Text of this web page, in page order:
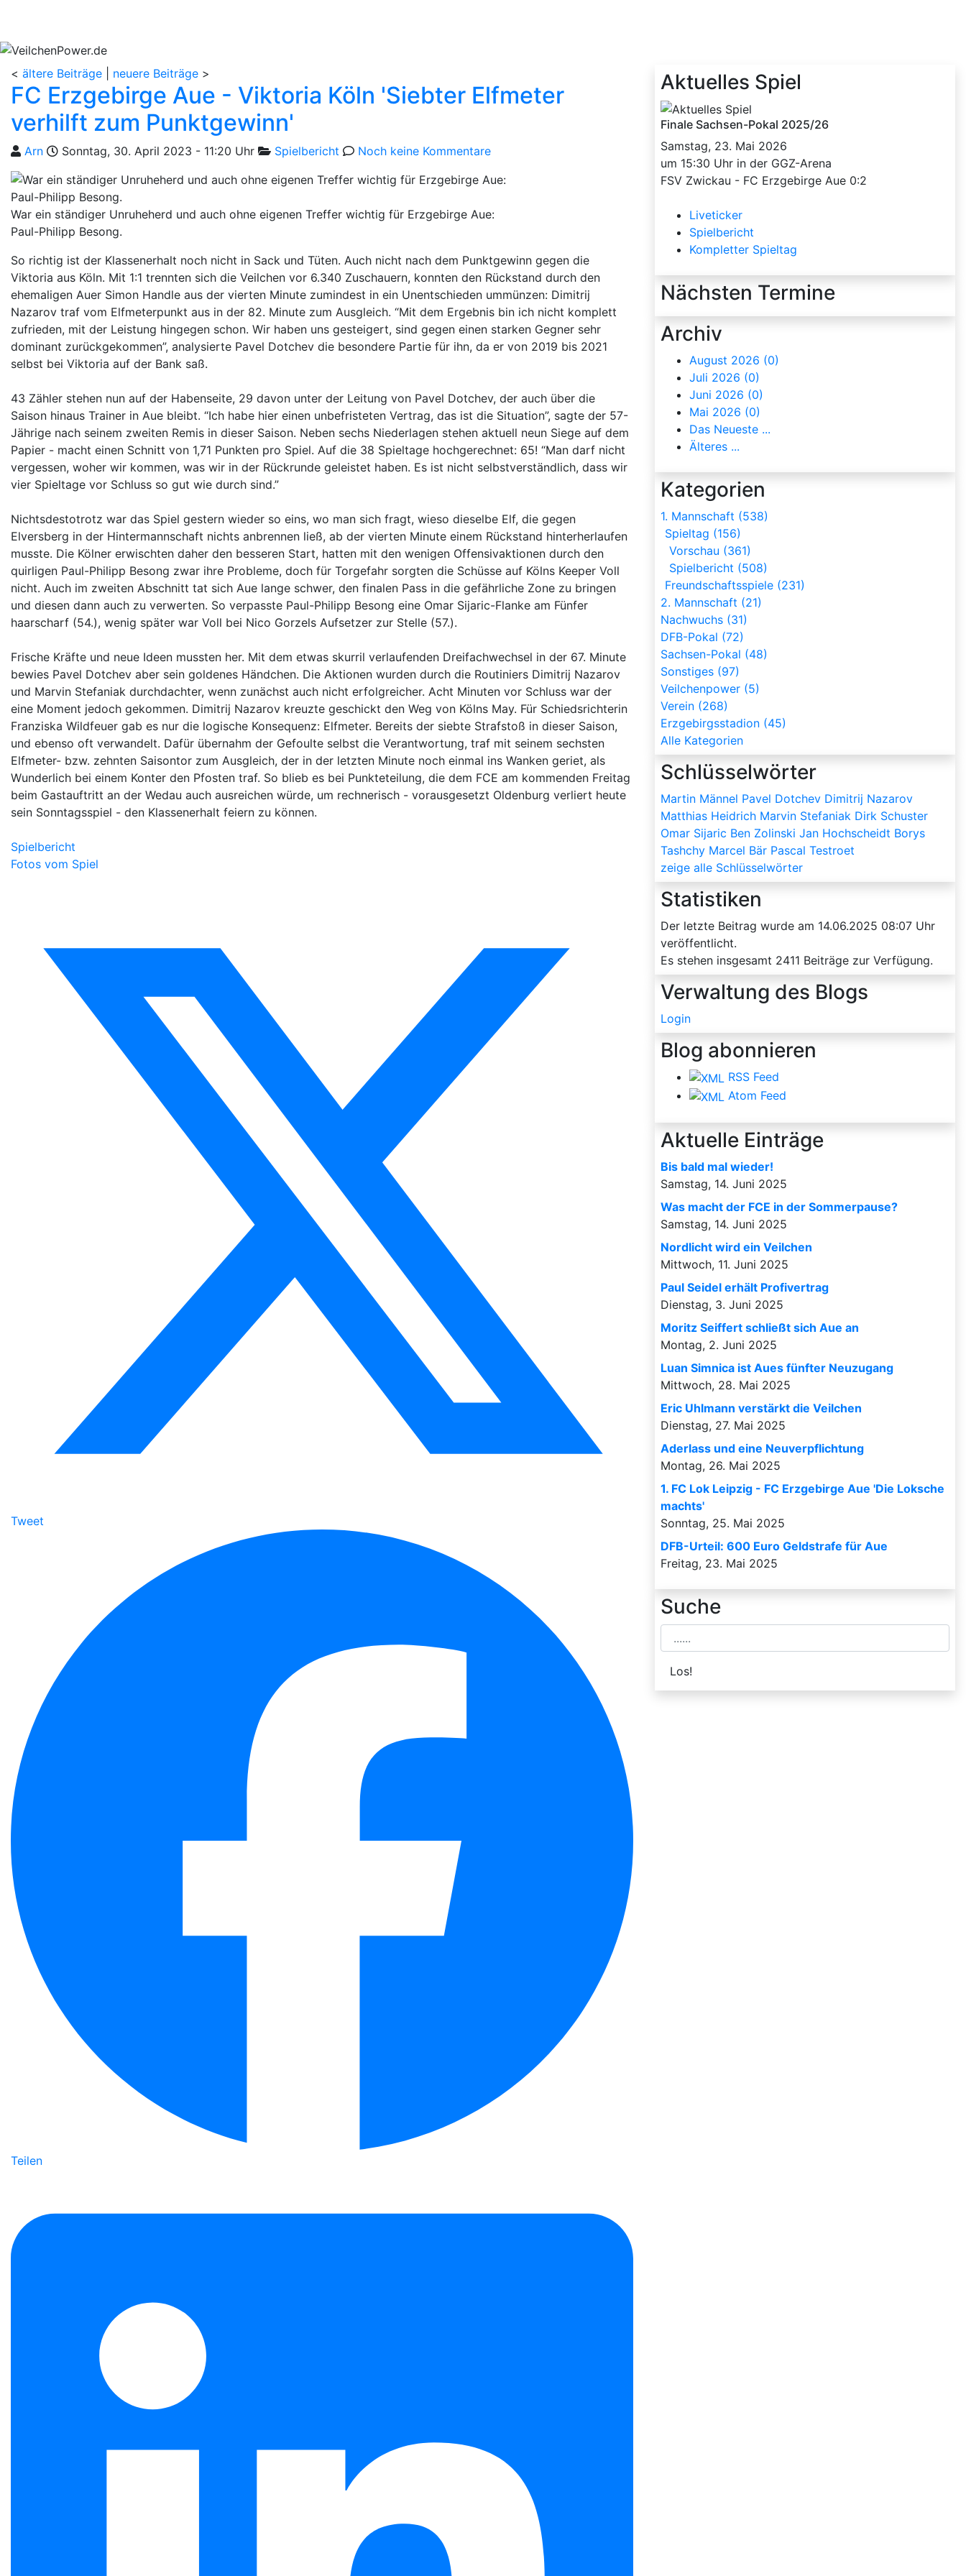
< ältere Beiträge neuere Beiträge >
FC Erzgebirge Aue - Viktoria Köln 'Siebter Elfmeter
verhilft zum Punktgewinn'
Geschrieben von
Arn am Sonntag, 30. April 2023 - 11:20 Uhr Kategorien
Spielbericht Noch keine Kommentare
War ein ständiger Unruheherd und auch ohne eigenen Treffer wichtig für Erzgebirge Aue:
Paul-Philipp Besong.
So richtig ist der Klassenerhalt noch nicht in Sack und Tüten. Auch nicht nach dem Punktgewinn gegen die
Viktoria aus Köln. Mit 1:1 trennten sich die Veilchen vor 6.340 Zuschauern, konnten den Rückstand durch den
ehemaligen Auer Simon Handle aus der vierten Minute zumindest in ein Unentschieden ummünzen: Dimitrij
Nazarov traf vom Elfmeterpunkt aus in der 82. Minute zum Ausgleich. “Mit dem Ergebnis bin ich nicht komplett
zufrieden, mit der Leistung hingegen schon. Wir haben uns gesteigert, sind gegen einen starken Gegner sehr
dominant zurückgekommen”, analysierte Pavel Dotchev die besondere Partie für ihn, da er von 2019 bis 2021
selbst bei Viktoria auf der Bank saß.
43 Zähler stehen nun auf der Habenseite, 29 davon unter der Leitung von Pavel Dotchev, der auch über die
Saison hinaus Trainer in Aue bleibt. “Ich habe hier einen unbefristeten Vertrag, das ist die Situation”, sagte der 57-
Jährige nach seinem zweiten Remis in dieser Saison. Neben sechs Niederlagen stehen aktuell neun Siege auf dem
Papier - macht einen Schnitt von 1,71 Punkten pro Spiel. Auf die 38 Spieltage hochgerechnet: 65! “Man darf nicht
vergessen, woher wir kommen, was wir in der Rückrunde geleistet haben. Es ist nicht selbstverständlich, dass wir
vier Spieltage vor Schluss so gut wie durch sind.”
Nichtsdestotrotz war das Spiel gestern wieder so eins, wo man sich fragt, wieso dieselbe Elf, die gegen
Elversberg in der Hintermannschaft nichts anbrennen ließ, ab der vierten Minute einem Rückstand hinterherlaufen
musste. Die Kölner erwischten daher den besseren Start, hatten mit den wenigen Offensivaktionen durch den
quirligen Paul-Philipp Besong zwar ihre Probleme, doch für Torgefahr sorgten die Schüsse auf Kölns Keeper Voll
nicht. Auch im zweiten Abschnitt tat sich Aue lange schwer, den finalen Pass in die gefährliche Zone zu bringen
und diesen dann auch zu verwerten. So verpasste Paul-Philipp Besong eine Omar Sijaric-Flanke am Fünfer
haarscharf (54.), wenig später war Voll bei Nico Gorzels Aufsetzer zur Stelle (57.).
Frische Kräfte und neue Ideen mussten her. Mit dem etwas skurril verlaufenden Dreifachwechsel in der 67. Minute
bewies Pavel Dotchev aber sein goldenes Händchen. Die Aktionen wurden durch die Routiniers Dimitrij Nazarov
und Marvin Stefaniak durchdachter, wenn zunächst auch nicht erfolgreicher. Acht Minuten vor Schluss war der
eine Moment jedoch gekommen. Dimitrij Nazarov kreuzte geschickt den Weg von Kölns May. Für Schiedsrichterin
Franziska Wildfeuer gab es nur die logische Konsequenz: Elfmeter. Bereits der siebte Strafstoß in dieser Saison,
und ebenso oft verwandelt. Dafür übernahm der Gefoulte selbst die Verantwortung, traf mit seinem sechsten
Elfmeter- bzw. zehnten Saisontor zum Ausgleich, der in der letzten Minute noch einmal ins Wanken geriet, als
Wunderlich bei einem Konter den Pfosten traf. So blieb es bei Punkteteilung, die dem FCE am kommenden Freitag
beim Gastauftritt an der Wedau auch ausreichen würde, um rechnerisch - vorausgesetzt Oldenburg verliert heute
sein Sonntagsspiel - den Klassenerhalt feiern zu können.
Spielbericht
Fotos vom Spiel
Tweet
Teilen
Aktuelles Spiel
Finale Sachsen-Pokal 2025/26
Samstag, 23. Mai 2026
um 15:30 Uhr in der GGZ-Arena
FSV Zwickau - FC Erzgebirge Aue 0:2
Liveticker
Spielbericht
Kompletter Spieltag
Nächsten Termine
Archiv
August 2026 (0)
Juli 2026 (0)
Juni 2026 (0)
Mai 2026 (0)
Das Neueste ...
Älteres ...
Kategorien
1. Mannschaft (538)
Spieltag (156)
Vorschau (361)
Spielbericht (508)
Freundschaftsspiele (231)
2. Mannschaft (21)
Nachwuchs (31)
DFB-Pokal (72)
Sachsen-Pokal (48)
Sonstiges (97)
Veilchenpower (5)
Verein (268)
Erzgebirgsstadion (45)
Alle Kategorien
Schlüsselwörter
Martin Männel Pavel Dotchev Dimitrij Nazarov
Matthias Heidrich Marvin Stefaniak Dirk Schuster
Omar Sijaric Ben Zolinski Jan Hochscheidt Borys
Tashchy Marcel Bär Pascal Testroet
zeige alle Schlüsselwörter
Statistiken
Der letzte Beitrag wurde am 14.06.2025 08:07 Uhr
veröffentlicht.
Es stehen insgesamt 2411 Beiträge zur Verfügung.
Verwaltung des Blogs
Login
Blog abonnieren
RSS Feed
Atom Feed
Aktuelle Einträge
Bis bald mal wieder!
Samstag, 14. Juni 2025
Was macht der FCE in der Sommerpause?
Samstag, 14. Juni 2025
Nordlicht wird ein Veilchen
Mittwoch, 11. Juni 2025
Paul Seidel erhält Profivertrag
Dienstag, 3. Juni 2025
Moritz Seiffert schließt sich Aue an
Montag, 2. Juni 2025
Luan Simnica ist Aues fünfter Neuzugang
Mittwoch, 28. Mai 2025
Eric Uhlmann verstärkt die Veilchen
Dienstag, 27. Mai 2025
Aderlass und eine Neuverpflichtung
Montag, 26. Mai 2025
1. FC Lok Leipzig - FC Erzgebirge Aue 'Die Loksche
machts'
Sonntag, 25. Mai 2025
DFB-Urteil: 600 Euro Geldstrafe für Aue
Freitag, 23. Mai 2025
Suche